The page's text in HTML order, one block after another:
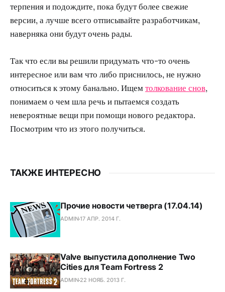
терпения и подождите, пока будут более свежие
версии, а лучше всего отписывайте разработчикам,
наверняка они будут очень рады.
Так что если вы решили придумать что-то очень
интересное или вам что либо приснилось, не нужно
относиться к этому банально. Ищемтолкование снов,
понимаем о чем шла речь и пытаемся создать
невероятные вещи при помощи нового редактора.
Посмотрим что из этого получиться.
ТАКЖЕ ИНТЕРЕСНО
Прочие новости четверга (17.04.14)
ADMIN17 АПР. 2014 Г.
Valve выпустила дополнение Two
Cities для Team Fortress 2
ADMIN 22 НОЯБ. 2013 Г.